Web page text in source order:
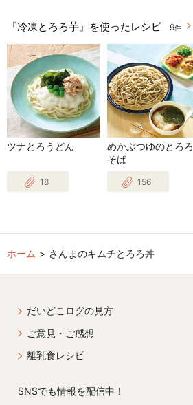
『冷凍とろろ芋』を使ったレシピ 9件
ツナとろうどん
18
めかぶつゆのとろろ
そば
156
ホーム さんまのキムチとろろ丼
だいどこログの見方
ご意見・ご感想
離乳食レシピ
SNSでも情報を配信中！